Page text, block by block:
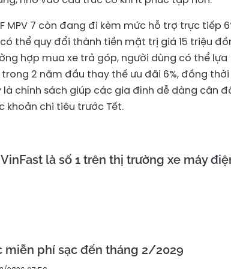
MPV 7 còn đang đi kèm mức hỗ trợ trực tiếp
thể quy đổi thành tiền mặt trị giá 15 triệu
hợp mua xe trả góp, người dùng có thể lựa
2 năm đầu thay thế ưu đãi 6%, đồng thời
chính sách giúp các gia đình dễ dàng cân
khoản chi tiêu trước Tết.
là số 1 trên thị trường xe máy
miễn phí sạc đến tháng 2/2029